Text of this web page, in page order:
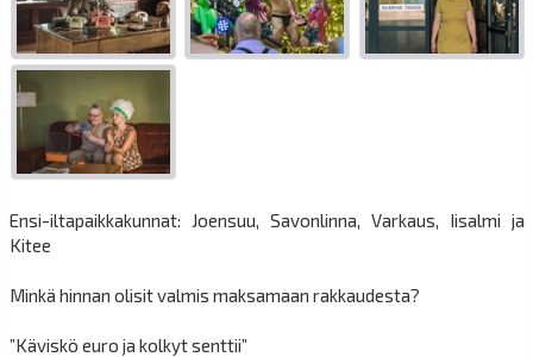
Ensi-iltapaikkakunnat: Joensuu, Savonlinna, Varkaus, Iisalmi ja
Kitee
Minkä hinnan olisit valmis maksamaan rakkaudesta?
”Käviskö euro ja kolkyt senttii”